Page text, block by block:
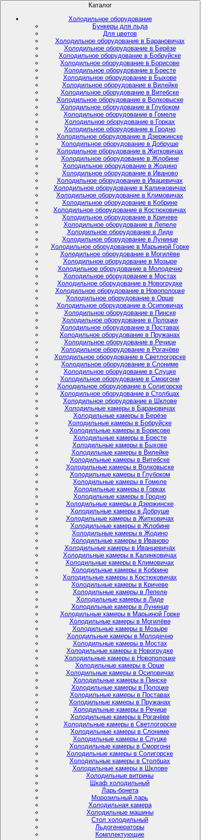
Каталог
Холодильное оборудование
Бункеры для льда
Для цветов
Холодильное оборудование в Барановичах
Холодильное оборудование в Берёзе
Холодильное оборудование в Бобруйске
Холодильное оборудование в Борисове
Холодильное оборудование в Бресте
Холодильное оборудование в Быхове
Холодильное оборудование в Вилейке
Холодильное оборудование в Витебске
Холодильное оборудование в Волковыске
Холодильное оборудование в Глубоком
Холодильное оборудование в Гомеле
Холодильное оборудование в Горках
Холодильное оборудование в Гродно
Холодильное оборудование в Дзержинске
Холодильное оборудование в Добруше
Холодильное оборудование в Житковичах
Холодильное оборудование в Жлобине
Холодильное оборудование в Жодино
Холодильное оборудование в Иваново
Холодильное оборудование в Ивацевичах
Холодильное оборудование в Калинковичах
Холодильное оборудование в Климовичах
Холодильное оборудование в Кобрине
Холодильное оборудование в Костюковичах
Холодильное оборудование в Кричеве
Холодильное оборудование в Лепеле
Холодильное оборудование в Лиде
Холодильное оборудование в Лунинце
Холодильное оборудование в Марьиной Горке
Холодильное оборудование в Могилёве
Холодильное оборудование в Мозыре
Холодильное оборудование в Молодечно
Холодильное оборудование в Мостах
Холодильное оборудование в Новогрудке
Холодильное оборудование в Новополоцке
Холодильное оборудование в Орше
Холодильное оборудование в Осиповичах
Холодильное оборудование в Пинске
Холодильное оборудование в Полоцке
Холодильное оборудование в Поставах
Холодильное оборудование в Пружанах
Холодильное оборудование в Речице
Холодильное оборудование в Рогачёве
Холодильное оборудование в Светлогорске
Холодильное оборудование в Слониме
Холодильное оборудование в Слуцке
Холодильное оборудование в Сморгони
Холодильное оборудование в Солигорске
Холодильное оборудование в Столбцах
Холодильное оборудование в Шклове
Холодильные камеры в Барановичах
Холодильные камеры в Берёзе
Холодильные камеры в Бобруйске
Холодильные камеры в Борисове
Холодильные камеры в Бресте
Холодильные камеры в Быхове
Холодильные камеры в Вилейке
Холодильные камеры в Витебске
Холодильные камеры в Волковыске
Холодильные камеры в Глубоком
Холодильные камеры в Гомеле
Холодильные камеры в Горках
Холодильные камеры в Гродно
Холодильные камеры в Дзержинске
Холодильные камеры в Добруше
Холодильные камеры в Житковичах
Холодильные камеры в Жлобине
Холодильные камеры в Жодино
Холодильные камеры в Иваново
Холодильные камеры в Иванцевичах
Холодильные камеры в Калинковичах
Холодильные камеры в Климовичах
Холодильные камеры в Кобрине
Холодильные камеры в Костюковичах
Холодильные камеры в Кричеве
Холодильные камеры в Лепеле
Холодильные камеры в Лиде
Холодильные камеры в Лунинце
Холодильные камеры в Марьиной Горке
Холодильные камеры в Могилёве
Холодильные камеры в Мозыре
Холодильные камеры в Молодечно
Холодильные камеры в Мостах
Холодильные камеры в Новогрудке
Холодильные камеры в Новополоцке
Холодильные камеры в Орше
Холодильные камеры в Осиповичах
Холодильные камеры в Пинске
Холодильные камеры в Полоцке
Холодильные камеры в Поставах
Холодильные камеры в Пружанах
Холодильные камеры в Речице
Холодильные камеры в Рогачёве
Холодильные камеры в Светлогорске
Холодильные камеры в Слониме
Холодильные камеры в Слуцке
Холодильные камеры в Сморгони
Холодильные камеры в Солигорске
Холодильные камеры в Столбцах
Холодильные камеры в Шклове
Холодильные витрины
Шкаф холодильный
Ларь-бонета
Морозильный ларь
Холодильная камера
Холодильные машины
Стол холодильный
Льдогенераторы
Комплектующие